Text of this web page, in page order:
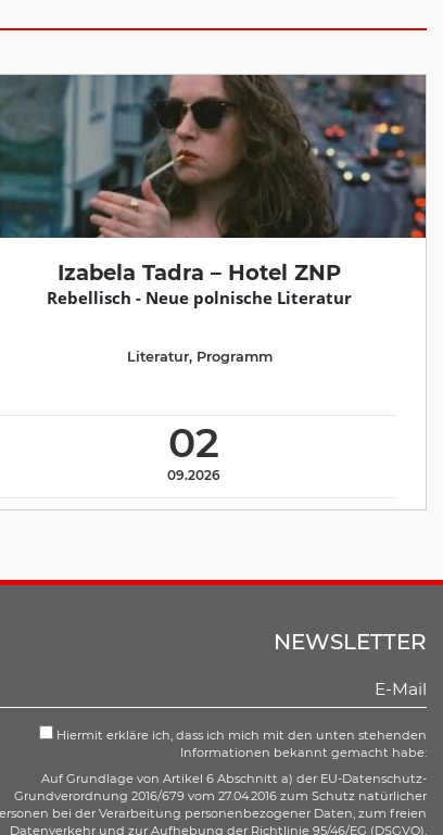
Izabela Tadra – Hotel ZNP
Rebellisch - Neue polnische Literatur
02
09.2026
Literatur, Programm
NEWSLETTER
Hiermit erkläre ich, dass ich mich mit den unten stehenden
Informationen bekannt gemacht habe:
Auf Grundlage von Artikel 6 Abschnitt a) der EU-Datenschutz-
Grundverordnung 2016/679 vom 27.04.2016 zum Schutz natürlicher
bei der Verarbeitung personenbezogener Daten, zum freien
Datenverkehr und zur Aufhebung der Richtlinie 95/46/EG (DSGVO),